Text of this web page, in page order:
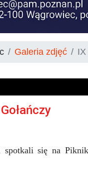
Galeria zdjęć IX
spotkali się na